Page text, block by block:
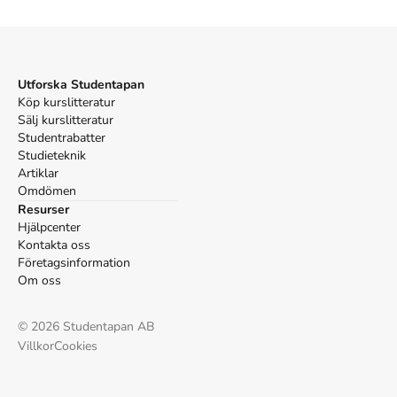
Utforska Studentapan
Köp kurslitteratur
Sälj kurslitteratur
Studentrabatter
Studieteknik
Artiklar
Omdömen
Resurser
Hjälpcenter
Kontakta oss
Företagsinformation
Om oss
© 2026 Studentapan AB
VillkorCookies